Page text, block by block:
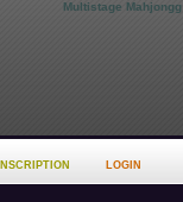
Multistage Mahjongg
INSCRIPTION LOGIN